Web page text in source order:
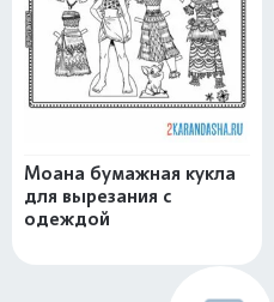
Моана бумажная кукла
для вырезания с
одеждой